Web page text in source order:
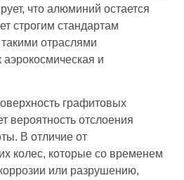
что алюминий остается
строгим стандартам
отраслями
и
графитовых
вероятность отслоения
В отличие от
колес, которые со временем
или разрушению,